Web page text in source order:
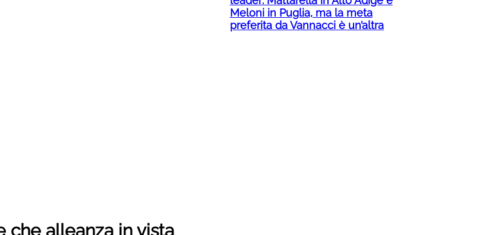
che alleanza in vista
Meloni in Puglia, ma la meta
preferita da Vannacci è un’altra